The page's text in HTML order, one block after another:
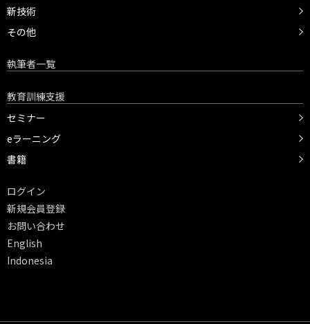
新技術
その他
執筆者一覧
教育訓練支援
セミナー
eラーニング
書籍
ログイン
新規会員登録
お問い合わせ
English
Indonesia